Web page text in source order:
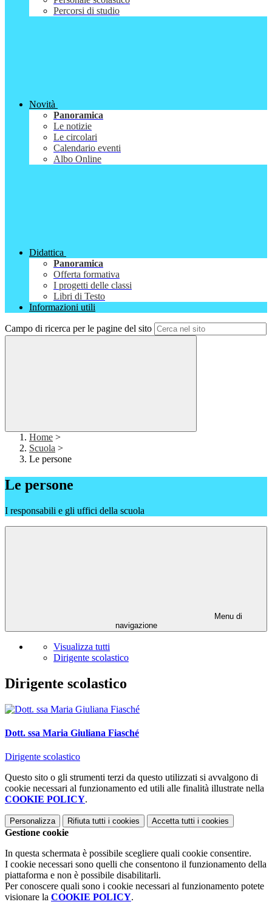
Percorsi di studio
Novità
Panoramica
Le notizie
Le circolari
Calendario eventi
Albo Online
Didattica
Panoramica
Offerta formativa
I progetti delle classi
Libri di Testo
Informazioni utili
Campo di ricerca per le pagine del sito
Home >
Scuola >
Le persone
Le persone
I responsabili e gli uffici della scuola
Menu di
navigazione
Visualizza tutti
Dirigente scolastico
Dirigente scolastico
Dott. ssa Maria Giuliana Fiasché
Dirigente scolastico
Questo sito o gli strumenti terzi da questo utilizzati si avvalgono di
cookie necessari al funzionamento ed utili alle finalità illustrate nella
COOKIE POLICY.
Personalizza Rifiuta tutti i cookies Accetta tutti i cookies
Gestione cookie
In questa schermata è possibile scegliere quali cookie consentire.
I cookie necessari sono quelli che consentono il funzionamento della
piattaforma e non è possibile disabilitarli.
Per conoscere quali sono i cookie necessari al funzionamento potete
visionare la COOKIE POLICY.